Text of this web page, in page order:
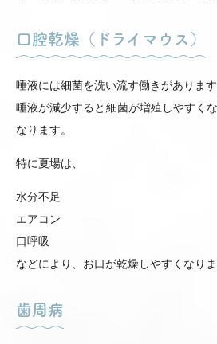
口腔乾燥（ドライマウス）
唾液には細菌を洗い流す働きがあります
唾液が減少すると細菌が増殖しやすく
なります。
特に夏場は、
水分不足
エアコン
口呼吸
などにより、お口が乾燥しやすくなりま
歯周病